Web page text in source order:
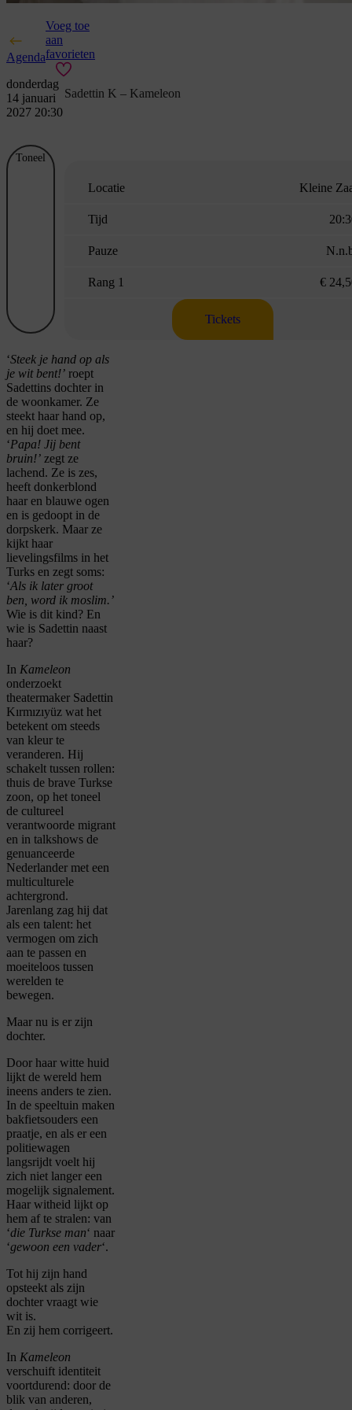
Agenda
Voeg toe
aan
favorieten
donderdag
14 januari
2027 20:30
Sadettin K – Kameleon
Toneel
Locatie Kleine
Tijd
Pauze
Rang 1 €
Tickets
‘Steek je hand op als
je wit bent!’ roept
Sadettins dochter in
de woonkamer. Ze
steekt haar hand op,
en hij doet mee.
‘Papa! Jij bent
bruin!’ zegt ze
lachend. Ze is zes,
heeft donkerblond
haar en blauwe ogen
en is gedoopt in de
dorpskerk. Maar ze
kijkt haar
lievelingsfilms in het
Turks en zegt soms:
‘Als ik later groot
ben, word ik moslim.’
Wie is dit kind? En
wie is Sadettin naast
haar?
In Kameleon
onderzoekt
theatermaker Sadettin
Kırmızıyüz wat het
betekent om steeds
van kleur te
veranderen. Hij
schakelt tussen rollen:
thuis de brave Turkse
zoon, op het toneel
de cultureel
verantwoorde migrant
en in talkshows de
genuanceerde
Nederlander met een
multiculturele
achtergrond.
Jarenlang zag hij dat
als een talent: het
vermogen om zich
aan te passen en
moeiteloos tussen
werelden te
bewegen.
Maar nu is er zijn
dochter.
Door haar witte huid
lijkt de wereld hem
ineens anders te zien.
In de speeltuin maken
bakfietsouders een
praatje, en als er een
politiewagen
langsrijdt voelt hij
zich niet langer een
mogelijk signalement.
Haar witheid lijkt op
hem af te stralen: van
‘die Turkse man‘ naar
‘gewoon een vader‘.
Tot hij zijn hand
opsteekt als zijn
dochter vraagt wie
wit is.
En zij hem corrigeert.
In Kameleon
verschuift identiteit
voortdurend: door de
blik van anderen,